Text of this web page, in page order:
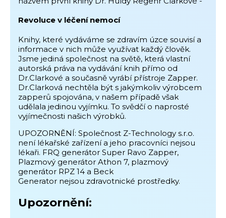
Revoluce v léčení nemocí
Knihy, které vydáváme se zdravím úzce souvisí a
informace v nich může využívat každý člověk.
Jsme jediná společnost na světě, která vlastní
autorská práva na vydávání knih přímo od
Dr.Clarkové a současně vyrábí přístroje Zapper.
Dr.Clarková nechtěla být s jakýmkoliv výrobcem
zapperů spojována, v našem případě však
udělala jedinou vyjímku. To svědčí o naprosté
vyjímečnosti našich výrobků.
UPOZORNĚNÍ: Společnost Z-Technology s.r.o.
není lékařské zařízení a jeho pracovníci nejsou
lékaři. FRQ generátor Super Ravo Zapper,
Plazmový generátor Athon 7, plazmový
generátor RPZ 14 a Beck
Generator nejsou zdravotnické prostředky.
Upozornění: